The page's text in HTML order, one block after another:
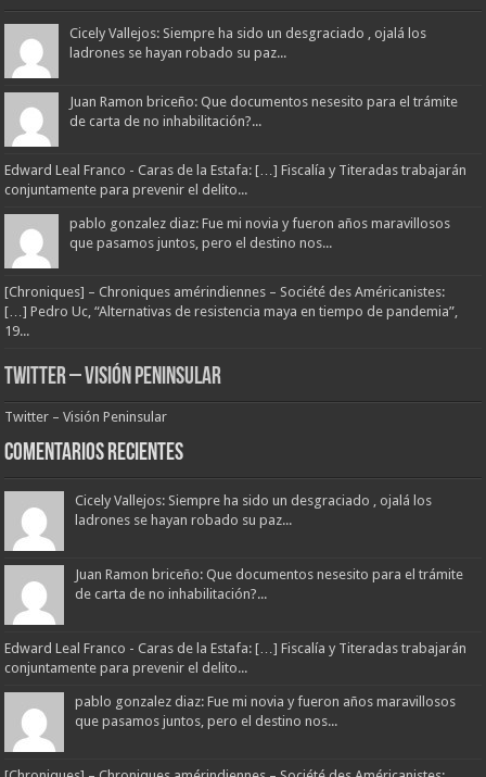
Cicely Vallejos: Siempre ha sido un desgraciado , ojalá los
ladrones se hayan robado su paz...
Juan Ramon briceño: Que documentos nesesito para el trámite
de carta de no inhabilitación?...
Edward Leal Franco - Caras de la Estafa: […] Fiscalía y Titeradas trabajarán
conjuntamente para prevenir el delito...
pablo gonzalez diaz: Fue mi novia y fueron años maravillosos
que pasamos juntos, pero el destino nos...
[Chroniques] – Chroniques amérindiennes – Société des Américanistes:
[…] Pedro Uc, “Alternativas de resistencia maya en tiempo de pandemia”,
19...
Twitter – Visión Peninsular
Twitter – Visión Peninsular
Comentarios Recientes
Cicely Vallejos: Siempre ha sido un desgraciado , ojalá los
ladrones se hayan robado su paz...
Juan Ramon briceño: Que documentos nesesito para el trámite
de carta de no inhabilitación?...
Edward Leal Franco - Caras de la Estafa: […] Fiscalía y Titeradas trabajarán
conjuntamente para prevenir el delito...
pablo gonzalez diaz: Fue mi novia y fueron años maravillosos
que pasamos juntos, pero el destino nos...